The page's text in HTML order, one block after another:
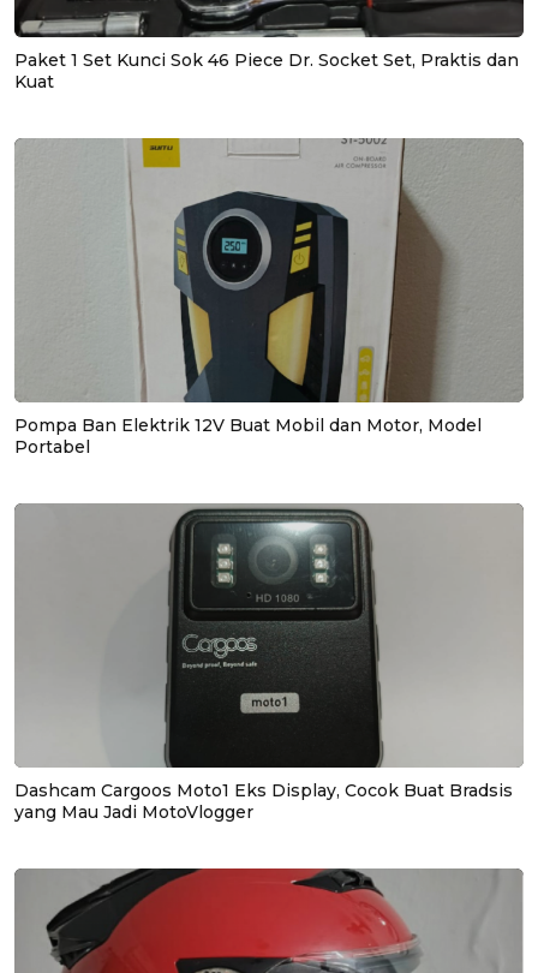
Paket 1 Set Kunci Sok 46 Piece Dr. Socket Set, Praktis dan
Kuat
Pompa Ban Elektrik 12V Buat Mobil dan Motor, Model
Portabel
Dashcam Cargoos Moto1 Eks Display, Cocok Buat Bradsis
yang Mau Jadi MotoVlogger